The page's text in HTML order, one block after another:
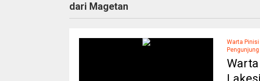
dari Magetan
Warta